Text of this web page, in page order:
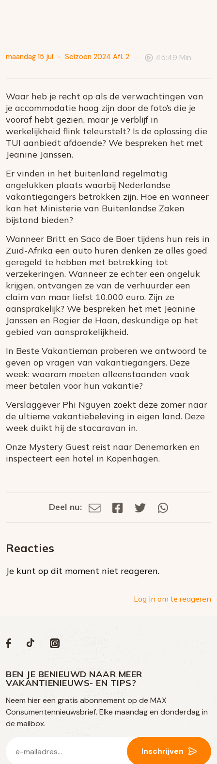
maandag 15 jul - Seizoen 2024 Afl. 2 — 45:49 Min.
Waar heb je recht op als de verwachtingen van
je accommodatie hoog zijn door de foto’s die je
vooraf hebt gezien, maar je verblijf in
werkelijkheid flink teleurstelt? Is de oplossing die
TUI aanbiedt afdoende? We bespreken het met
Jeanine Janssen.
Er vinden in het buitenland regelmatig
ongelukken plaats waarbij Nederlandse
vakantiegangers betrokken zijn. Hoe en wanneer
kan het Ministerie van Buitenlandse Zaken
bijstand bieden?
Wanneer Britt en Saco de Boer tijdens hun reis in
Zuid-Afrika een auto huren denken ze alles goed
geregeld te hebben met betrekking tot
verzekeringen. Wanneer ze echter een ongeluk
krijgen, ontvangen ze van de verhuurder een
claim van maar liefst 10.000 euro. Zijn ze
aansprakelijk? We bespreken het met Jeanine
Janssen en Rogier de Haan, deskundige op het
gebied van aansprakelijkheid.
In Beste Vakantieman proberen we antwoord te
geven op vragen van vakantiegangers. Deze
week: waarom moeten alleenstaanden vaak
meer betalen voor hun vakantie?
Verslaggever Phi Nguyen zoekt deze zomer naar
de ultieme vakantiebeleving in eigen land. Deze
week duikt hij de stacaravan in.
Onze Mystery Guest reist naar Denemarken en
inspecteert een hotel in Kopenhagen.
Deel
social
media
Deel nu:
Deel
Deel
Deel
Reacties
Je kunt op dit moment niet reageren.
Log in om te reageren
Volg
op
social
media
Social
Volg
op
Facebook
Volg
op
TikTok
Volg
op
Instagram
BEN JE BENIEUWD NAAR MEER
VAKANTIENIEUWS- EN TIPS?
Neem hier een gratis abonnement op de MAX
Consumentennieuwsbrief. Elke maandag en donderdag in
de mailbox.
mailadres
Inschrijven